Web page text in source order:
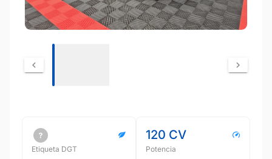
Etiqueta DGT
120 CV
Potencia